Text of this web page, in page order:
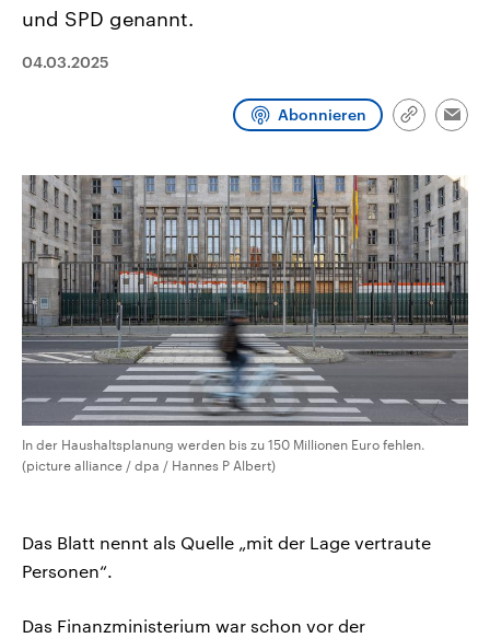
Umfragen, Prognosen,
und Hintergründe zu den Parteien
und Kandidaten der anstehenden
Sendungen
und SPD genannt.
04.03.2025
Abonnieren
Link
In der Haushaltsplanung werden bis zu 150 Millionen Euro fehlen.
(picture alliance / dpa / Hannes P Albert)
Das Blatt nennt als Quelle „mit der Lage vertraute
Personen“.
Das Finanzministerium war schon vor der